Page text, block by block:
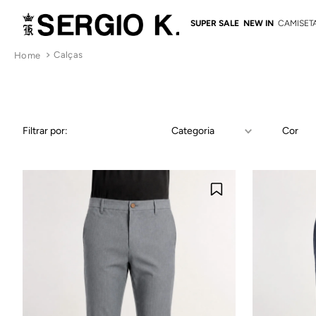
SUPER SALE NEW IN
Calças
Filtrar por: Categoria Cor